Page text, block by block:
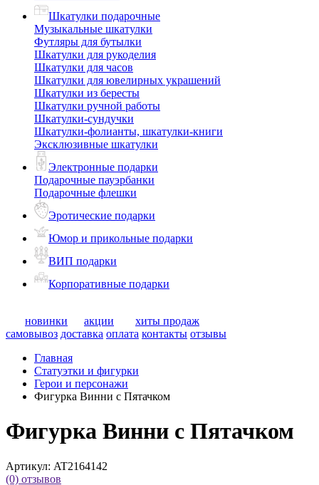
Шкатулки подарочные
Музыкальные шкатулки
Футляры для бутылки
Шкатулки для рукоделия
Шкатулки для часов
Шкатулки для ювелирных украшений
Шкатулки из бересты
Шкатулки ручной работы
Шкатулки-сундучки
Шкатулки-фолианты, шкатулки-книги
Эксклюзивные шкатулки
Электронные подарки
Подарочные пауэрбанки
Подарочные флешки
Эротические подарки
Юмор и прикольные подарки
ВИП подарки
Корпоративные подарки
новинки акции
хиты продаж
самовывоз доставка оплата контакты отзывы
Главная
Статуэтки и фигурки
Герои и персонажи
Фигурка Винни с Пятачком
Фигурка Винни с Пятачком
Артикул: AT2164142
(0) отзывов